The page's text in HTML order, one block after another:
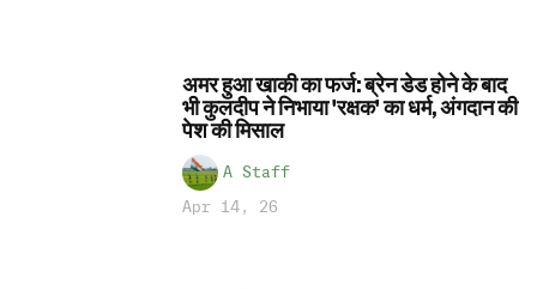
अमर हुआ खाकी का फर्ज: ब्रेन डेड होने के बाद
भी कुलदीप ने निभाया 'रक्षक' का धर्म, अंगदान की
पेश की मिसाल
A Staff
Apr 14, 26